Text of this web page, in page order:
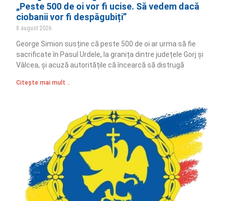
„Peste 500 de oi vor fi ucise. Să vedem dacă
ciobanii vor fi despăgubiți”
8 august 2026
George Simion susține că peste 500 de oi ar urma să fie
sacrificate în Pasul Urdele, la granița dintre județele Gorj și
Vâlcea, și acuză autoritățile că încearcă să distrugă
Citește mai mult ..